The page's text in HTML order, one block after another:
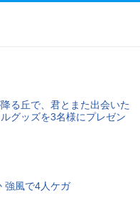
る丘で、君とまた出会いた
グッズを3名様にプレゼン
強風で4人ケガ